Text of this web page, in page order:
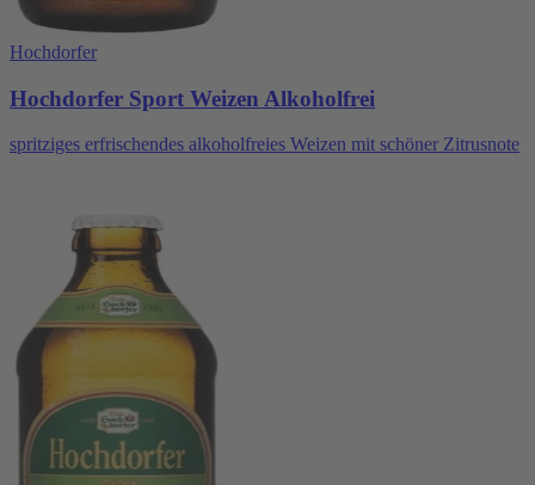
Hochdorfer
Hochdorfer Sport Weizen Alkoholfrei
spritziges erfrischendes alkoholfreies Weizen mit schöner Zitrusnote